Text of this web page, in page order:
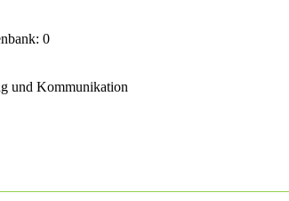
0
und Kommunikation